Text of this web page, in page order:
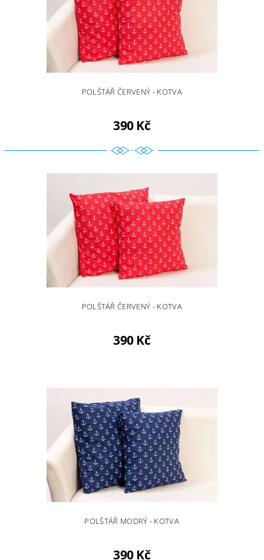
POLŠTÁŘ ČERVENÝ - KOTVA
390 Kč
POLŠTÁŘ ČERVENÝ - KOTVA
390 Kč
POLŠTÁŘ MODRÝ - KOTVA
390 Kč